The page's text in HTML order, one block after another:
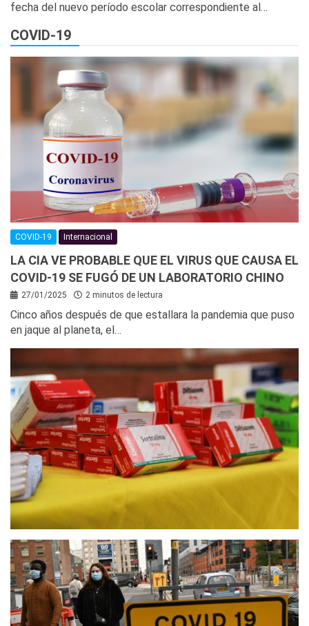
fecha del nuevo período escolar correspondiente al…
COVID-19
COVID-19 Internacional
LA CIA VE PROBABLE QUE EL VIRUS QUE CAUSA EL
COVID-19 SE FUGÓ DE UN LABORATORIO CHINO
27/01/2025 2 minutos de lectura
Cinco años después de que estallara la pandemia que puso
en jaque al planeta, el…